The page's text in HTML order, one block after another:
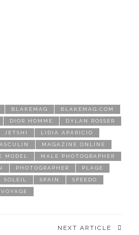
BLAKEMAG BLAKEMAG.COM
DIOR HOMME DYLAN ROSSER
JETSHI LIDIA APARICIO
MAGAZINE ONLINE
MODEL MALE PHOTOGRAPHER
PHOTOGRAPHER PLAGE
SOLEIL SPAIN SPEEDO
VOYAGE
NEXT ARTICLE